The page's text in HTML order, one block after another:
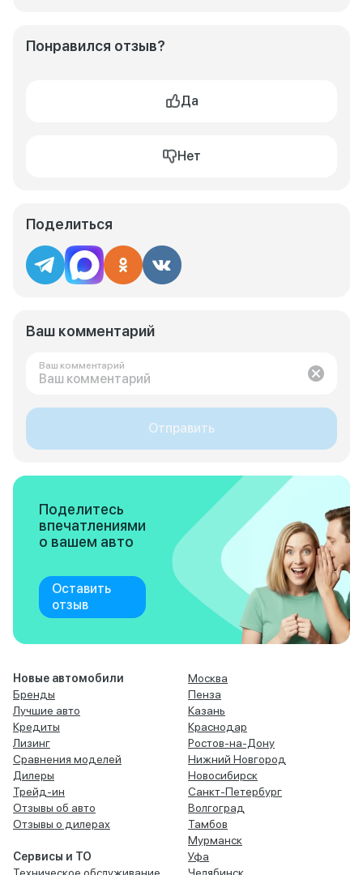
Понравился отзыв?
Да
Нет
Поделиться
Ваш комментарий
Ваш комментарий
Отправить
Поделитесь
впечатлениями
о вашем авто
Оставить
отзыв
Новые автомобили
Бренды
Лучшие авто
Кредиты
Лизинг
Сравнения моделей
Дилеры
Трейд-ин
Отзывы об авто
Отзывы о дилерах
Сервисы и ТО
Москва
Пенза
Казань
Краснодар
Ростов-на-Дону
Нижний Новгород
Новосибирск
Санкт-Петербург
Волгоград
Тамбов
Мурманск
Уфа